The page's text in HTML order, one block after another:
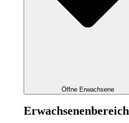
Öffne Erwachsene
Erwachsenenbereich